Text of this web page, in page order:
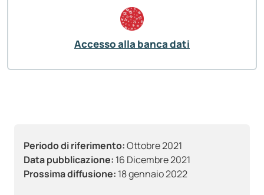
Periodo di riferimento:Ottobre 2021
Data pubblicazione: 16 Dicembre 2021
Prossima diffusione: 18 gennaio 2022
Accesso alla banca dati